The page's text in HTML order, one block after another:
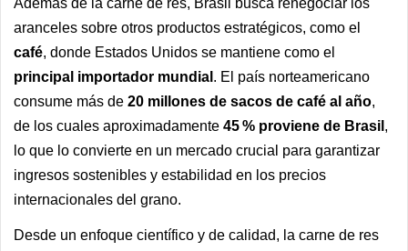
Además de la carne de res, Brasil busca renegociar los
aranceles sobre otros productos estratégicos, como el
café, donde Estados Unidos se mantiene como el
principal importador mundial . El país norteamericano
consume más de 20 millones de sacos de café al año,
de los cuales aproximadamente 45 % proviene de Brasil ,
lo que lo convierte en un mercado crucial para garantizar
ingresos sostenibles y estabilidad en los precios
internacionales del grano.
Desde un enfoque científico y de calidad, la carne de res